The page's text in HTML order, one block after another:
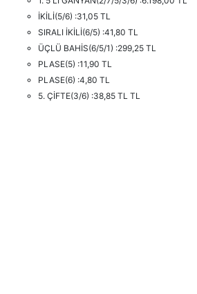
İKİLİ(5/6) :31,05 TL
SIRALI İKİLİ(6/5) :41,80 TL
ÜÇLÜ BAHİS(6/5/1) :299,25 TL
PLASE(5) :11,90 TL
PLASE(6) :4,80 TL
5. ÇİFTE(3/6) :38,85 TL TL